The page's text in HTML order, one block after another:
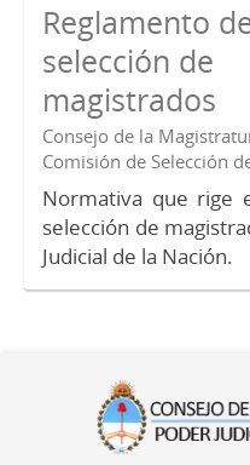
Reglamento
selección de
magistrados
Consejo de la
Comisión de Selección
Normativa que rige
selección de
Judicial de la Nación.